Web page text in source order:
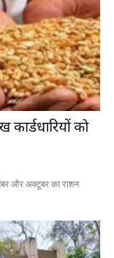
को
और अक्टूबर का राशन